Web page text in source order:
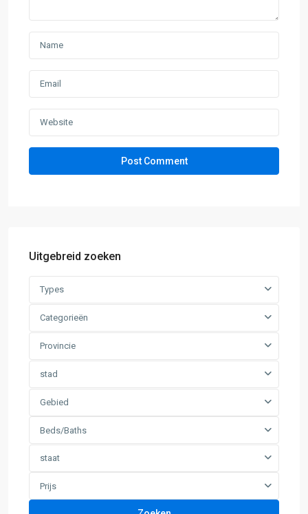
Uitgebreid zoeken
Types
Categorieën
Provincie
stad
Gebied
Beds/Baths
staat
Prijs